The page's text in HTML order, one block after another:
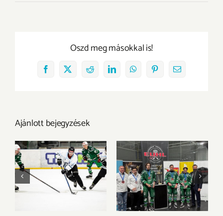
Oszd meg másokkal is!
Facebook
X RedditLinkedInWhatsAppPinterestEmail:
Ajánlott bejegyzések
A BGE vitte el az
aranyérmet Győrből
a 2026-os 3×3
Jégkorong MEFOB-
Bronzéremmel és
egyéni elismerések
sorával zárta az
EUHL-szezont az
UNI GYŐR ETO HC